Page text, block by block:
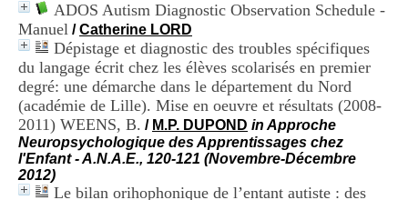
ADOS Autism Diagnostic Observation Schedule -
Manuel /Catherine LORD
Dépistage et diagnostic des troubles spécifiques
du langage écrit chez les élèves scolarisés en premier
degré: une démarche dans le département du Nord
(académie de Lille). Mise en oeuvre et résultats (2008-
2011) WEENS, B. / M.P. DUPOND in Approche
Neuropsychologique des Apprentissages chez
l'Enfant - A.N.A.E., 120-121 (Novembre-Décembre
2012)
Le bilan orihophonique de l’entant autiste : des
e
D
o
u
m
e
n
t
a
i